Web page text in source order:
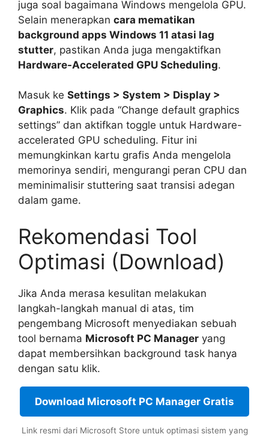
juga soal bagaimana Windows mengelola GPU.
Selain menerapkan cara mematikan
background apps Windows 11 atasi lag
stutter, pastikan Anda juga mengaktifkan
Hardware-Accelerated GPU Scheduling.
Masuk ke Settings > System > Display >
Graphics. Klik pada “Change default graphics
settings” dan aktifkan toggle untuk Hardware-
accelerated GPU scheduling. Fitur ini
memungkinkan kartu grafis Anda mengelola
memorinya sendiri, mengurangi peran CPU dan
meminimalisir stuttering saat transisi adegan
dalam game.
Rekomendasi Tool
Optimasi (Download)
Jika Anda merasa kesulitan melakukan
langkah-langkah manual di atas, tim
pengembang Microsoft menyediakan sebuah
tool bernama Microsoft PC Manager yang
dapat membersihkan background task hanya
dengan satu klik.
Download Microsoft PC Manager Gratis
Link resmi dari Microsoft Store untuk optimasi sistem yang